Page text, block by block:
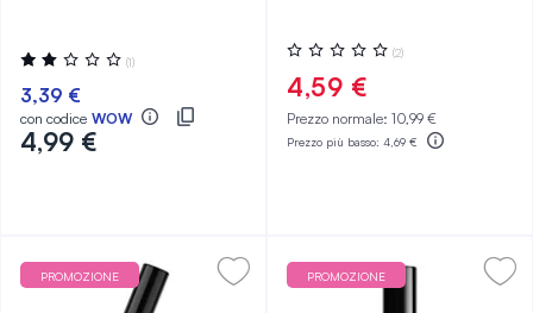
Valutazione:
40%
(1)
3,39 €
con codice WOW
4,99 €
Valutazione:
0%
(2)
4,59 €
Prezzo normale: 10,99 €
Prezzo più basso: 4,69 €
PROMOZIONE PROMOZIONE